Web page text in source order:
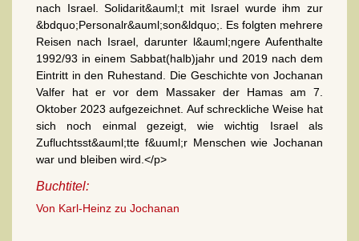
nach Israel. Solidarit&auml;t mit Israel wurde ihm zur
&bdquo;Personalr&auml;son&ldquo;. Es folgten mehrere
Reisen nach Israel, darunter l&auml;ngere Aufenthalte
1992/93 in einem Sabbat(halb)jahr und 2019 nach dem
Eintritt in den Ruhestand. Die Geschichte von Jochanan
Valfer hat er vor dem Massaker der Hamas am 7.
Oktober 2023 aufgezeichnet. Auf schreckliche Weise hat
sich noch einmal gezeigt, wie wichtig Israel als
Zufluchtsst&auml;tte f&uuml;r Menschen wie Jochanan
war und bleiben wird.</p>
Buchtitel:
Von Karl-Heinz zu Jochanan